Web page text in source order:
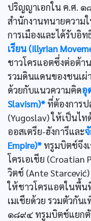
ปริญญาเอกใน ค.ศ. ๑
สำนักงานทนายความ
การเมืองและได้รับอิ
เรียน (Illyrian
ชาวโครแอตซึ่งต่อต้า
รวมดินแดนของชนเผ่
ด้วยกับแนวความคิดอุ
Slavism)* ที่ต้องการ
(Yugoslav) ให้เป็นไ
ออสเตรีย-ฮังการีและ
Empire)* ทรูมบิตช์จึง
โครเอเชีย (Croatian
วิตช์ (Ante
ให้ชาวโครแอตในพื้น
เมเชียด้วย รวมตัวกัน
๑๘๙๔ ทรูมบิตช์แยกตั